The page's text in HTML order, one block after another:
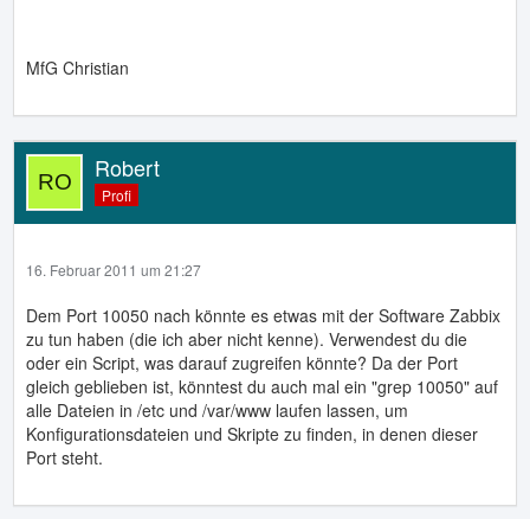
MfG Christian
Robert
Profi
16. Februar 2011 um 21:27
Dem Port 10050 nach könnte es etwas mit der Software Zabbix
zu tun haben (die ich aber nicht kenne). Verwendest du die
oder ein Script, was darauf zugreifen könnte? Da der Port
gleich geblieben ist, könntest du auch mal ein "grep 10050" auf
alle Dateien in /etc und /var/www laufen lassen, um
Konfigurationsdateien und Skripte zu finden, in denen dieser
Port steht.